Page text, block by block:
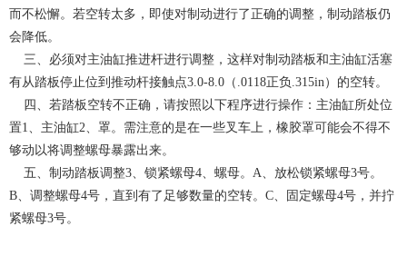
而不松懈。若空转太多，即使对制动进行了正确的调整，制动踏板仍
会降低。
三、必须对主油缸推进杆进行调整，这样对制动踏板和主油缸活塞
有从踏板停止位到推动杆接触点3.0-8.0（.0118正负.315in）的空转。
四、若踏板空转不正确，请按照以下程序进行操作：主油缸所处位
置1、主油缸2、罩。需注意的是在一些叉车上，橡胶罩可能会不得不
够动以将调整螺母暴露出来。
五、制动踏板调整3、锁紧螺母4、螺母。A、放松锁紧螺母3号。
B、调整螺母4号，直到有了足够数量的空转。C、固定螺母4号，并拧
紧螺母3号。